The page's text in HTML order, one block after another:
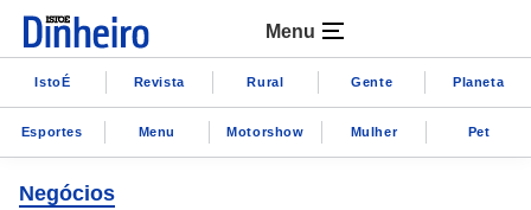
Menu
IstoÉ Revista Rural Gente Planeta
Esportes Menu Motorshow Mulher Pet
Negócios